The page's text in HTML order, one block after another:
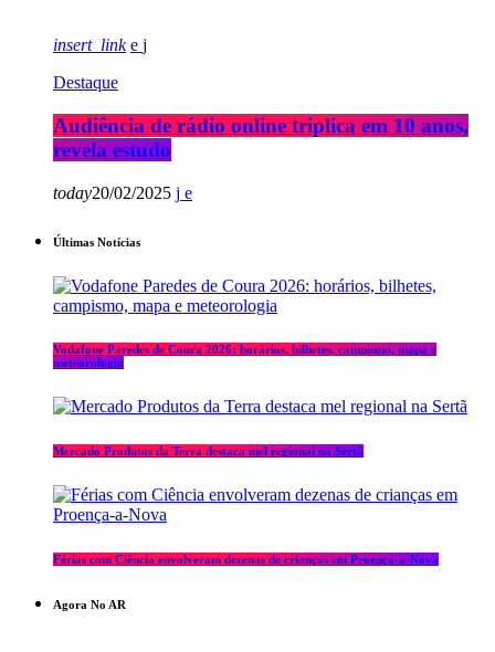
insert_link
Destaque
Audiência de rádio online triplica em 10 anos,
revela estudo
today20/02/2025
Últimas Notícias
Vodafone Paredes de Coura 2026: horários, bilhetes, campismo, mapa e
meteorologia
Mercado Produtos da Terra destaca mel regional na Sertã
Férias com Ciência envolveram dezenas de crianças em Proença-a-Nova
Agora No AR